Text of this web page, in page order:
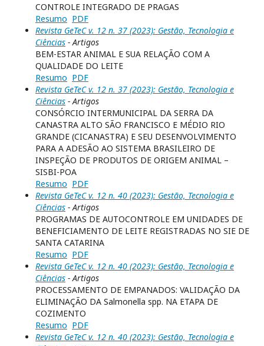
CONTROLE INTEGRADO DE PRAGAS
Resumo PDF
Revista GeTeC v. 12 n. 37 (2023): Gestão, Tecnologia e
Ciências - Artigos
BEM-ESTAR ANIMAL E SUA RELAÇÃO COM A
QUALIDADE DO LEITE
Resumo PDF
Revista GeTeC v. 12 n. 37 (2023): Gestão, Tecnologia e
Ciências - Artigos
CONSÓRCIO INTERMUNICIPAL DA SERRA DA
CANASTRA ALTO SÃO FRANCISCO E MÉDIO RIO
GRANDE (CICANASTRA) E SEU DESENVOLVIMENTO
PARA A ADESÃO AO SISTEMA BRASILEIRO DE
INSPEÇÃO DE PRODUTOS DE ORIGEM ANIMAL –
SISBI-POA
Resumo PDF
Revista GeTeC v. 12 n. 40 (2023): Gestão, Tecnologia e
Ciências - Artigos
PROGRAMAS DE AUTOCONTROLE EM UNIDADES DE
BENEFICIAMENTO DE LEITE REGISTRADAS NO SIE DE
SANTA CATARINA
Resumo PDF
Revista GeTeC v. 12 n. 40 (2023): Gestão, Tecnologia e
Ciências - Artigos
PROCESSAMENTO DE EMPANADOS: VALIDAÇÃO DA
ELIMINAÇÃO DA Salmonella spp. NA ETAPA DE
COZIMENTO
Resumo PDF
Revista GeTeC v. 12 n. 40 (2023): Gestão, Tecnologia e